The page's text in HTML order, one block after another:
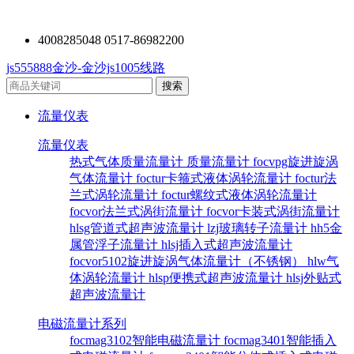
4008285048 0517-86982200
js555888金沙-金沙js1005线路
流量仪表
流量仪表
热式气体质量流量计 质量流量计 focvpg旋进旋涡
气体流量计 foctur卡箍式液体涡轮流量计 foctur法
兰式涡轮流量计 foctur螺纹式液体涡轮流量计
focvor法兰式涡街流量计 focvor卡装式涡街流量计
hlsg管道式超声波流量计 lzj玻璃转子流量计 hh5金
属管浮子流量计 hlsj插入式超声波流量计
focvor5102旋进旋涡气体流量计（不锈钢） hlw气
体涡轮流量计 hlsp便携式超声波流量计 hlsj外贴式
超声波流量计
电磁流量计系列
focmag3102智能电磁流量计 focmag3401智能插入